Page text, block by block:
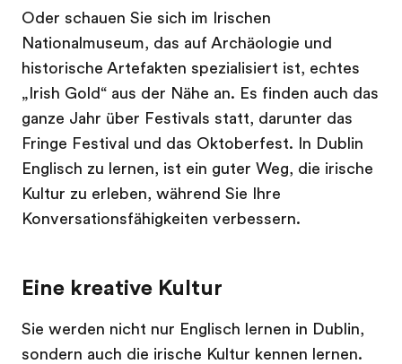
Oder schauen Sie sich im Irischen
Nationalmuseum, das auf Archäologie und
historische Artefakten spezialisiert ist, echtes
„Irish Gold“ aus der Nähe an. Es finden auch das
ganze Jahr über Festivals statt, darunter das
Fringe Festival und das Oktoberfest. In Dublin
Englisch zu lernen, ist ein guter Weg, die irische
Kultur zu erleben, während Sie Ihre
Konversationsfähigkeiten verbessern.
Eine kreative Kultur
Sie werden nicht nur Englisch lernen in Dublin,
sondern auch die irische Kultur kennen lernen.